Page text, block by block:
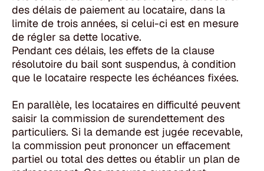
des délais de paiement au locataire, dans la
limite de trois années, si celui-ci est en mesure
de régler sa dette locative.
Pendant ces délais, les effets de la clause
résolutoire du bail sont suspendus, à condition
que le locataire respecte les échéances fixées.
En parallèle, les locataires en difficulté peuvent
saisir la commission de surendettement des
particuliers. Si la demande est jugée recevable,
la commission peut prononcer un effacement
partiel ou total des dettes ou établir un plan de